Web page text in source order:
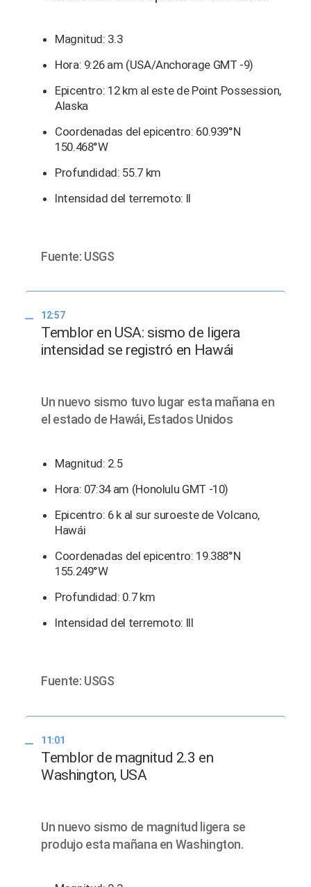
Magnitud: 3.3
Hora: 9:26 am (USA/Anchorage GMT -9)
Epicentro: 12 km al este de Point Possession,
Alaska
Coordenadas del epicentro: 60.939°N
150.468°W
Profundidad: 55.7 km
Intensidad del terremoto: II
Fuente: USGS
12:57
Temblor en USA: sismo de ligera
intensidad se registró en Hawái
Un nuevo sismo tuvo lugar esta mañana en
el estado de Hawái, Estados Unidos
Magnitud: 2.5
Hora: 07:34 am (Honolulu GMT -10)
Epicentro: 6 k al sur suroeste de Volcano,
Hawái
Coordenadas del epicentro: 19.388°N
155.249°W
Profundidad: 0.7 km
Intensidad del terremoto: III
Fuente: USGS
11:01
Temblor de magnitud 2.3 en
Washington, USA
Un nuevo sismo de magnitud ligera se
produjo esta mañana en Washington.